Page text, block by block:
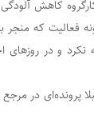
کاهش آلودگی
فعالیت که
و در روزهای
پرونده‌ای در